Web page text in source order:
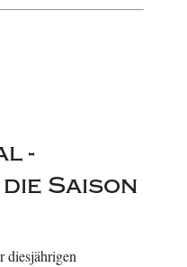
-
Saison
diesjährigen